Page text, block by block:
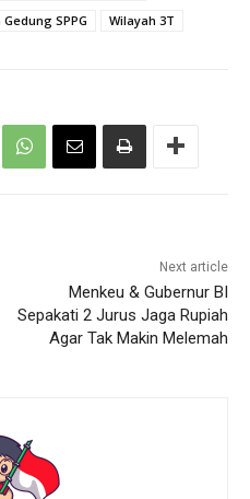
SPPG Wilayah 3T
Next article
Menkeu & Gubernur BI
Sepakati 2 Jurus Jaga Rupiah
Agar Tak Makin Melemah